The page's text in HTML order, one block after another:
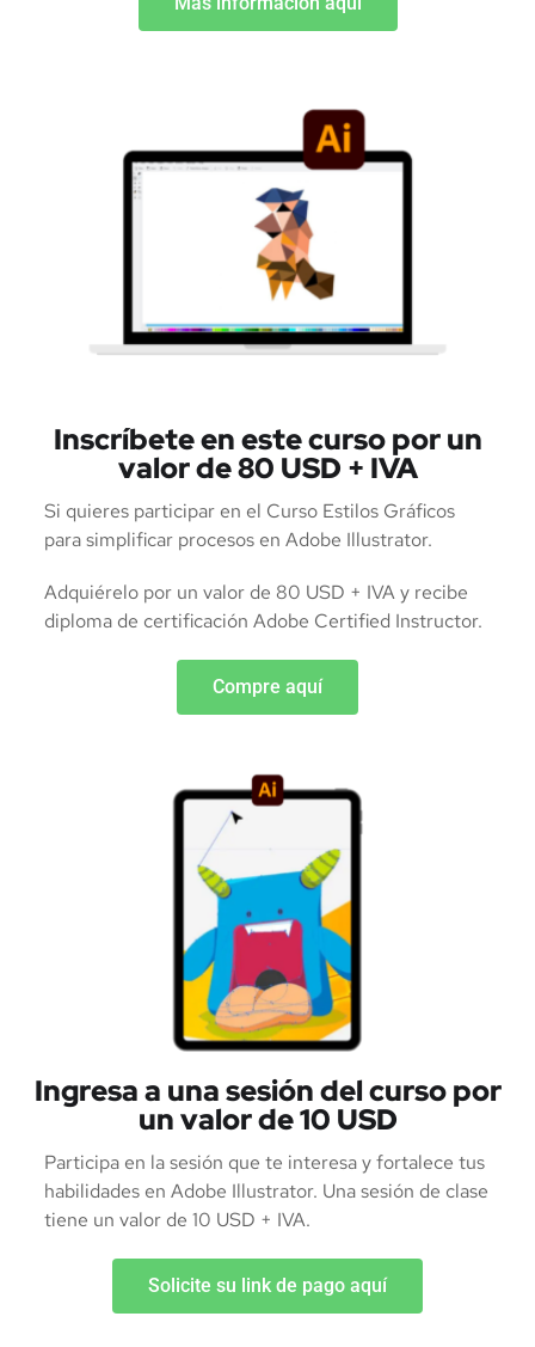
Inscríbete en este curso por un
valor de 80 USD + IVA
Si quieres participar en el Curso Estilos Gráficos
para simplificar procesos en Adobe Illustrator.
Adquiérelo por un valor de 80 USD + IVA y recibe
diploma de certificación Adobe Certified Instructor.
Compre aquí
Ingresa a una sesión del curso por
un valor de 10 USD
Participa en la sesión que te interesa y fortalece tus
habilidades en Adobe Illustrator. Una sesión de clase
tiene un valor de 10 USD + IVA.
Solicite su link de pago aquí